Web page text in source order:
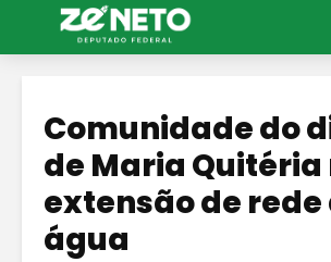
Comunidade do
de Maria Quitéria
extensão de rede
água